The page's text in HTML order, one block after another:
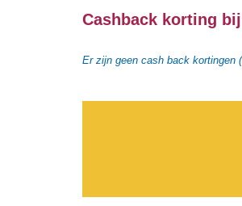
Cashback korting
Er zijn geen cash back kortingen